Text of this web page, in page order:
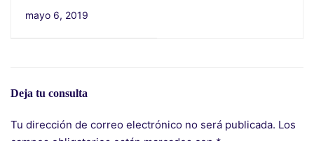
DEL CURSO DE
mayo 6, 2019
Deja tu consulta
Tu dirección de correo electrónico no será publicada. Los